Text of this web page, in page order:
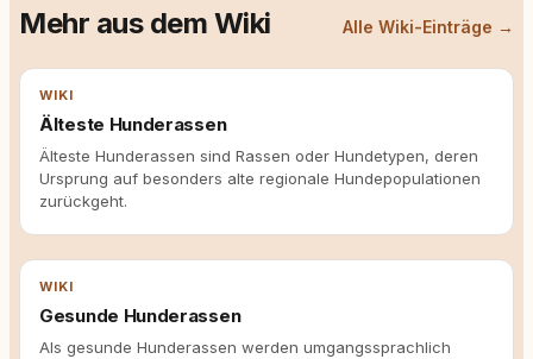
Mehr aus dem Wiki Alle Wiki-Einträge →
WIKI
Älteste Hunderassen
Älteste Hunderassen sind Rassen oder Hundetypen, deren
Ursprung auf besonders alte regionale Hundepopulationen
zurückgeht.
WIKI
Gesunde Hunderassen
Als gesunde Hunderassen werden umgangssprachlich